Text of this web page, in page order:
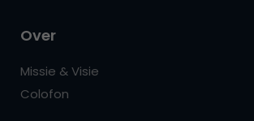
Over
Missie & Visie
Colofon